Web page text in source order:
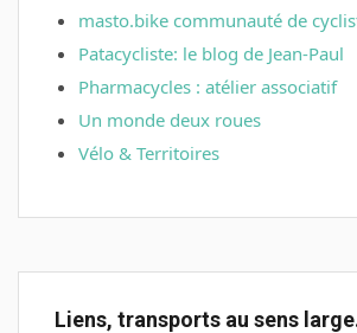
masto.bike communauté de
Patacycliste: le blog de Jean-Paul
Pharmacycles : atélier associatif
Un monde deux roues
Vélo & Territoires
Liens, transports au sens